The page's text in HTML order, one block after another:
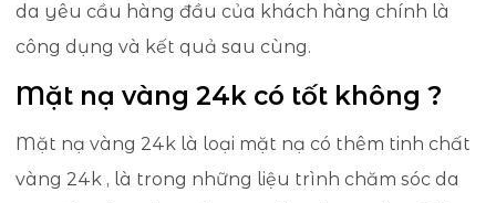
da yêu cầu hàng đầu của khách hàng chính là
công dụng và kết quả sau cùng.
Mặt nạ vàng 24k có tốt không ?
Mặt nạ vàng 24k là loại mặt nạ có thêm tinh chất
vàng 24k , là trong những liệu trình chăm sóc da